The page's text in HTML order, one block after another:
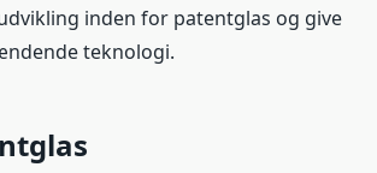
inden for patentglas og give
teknologi.